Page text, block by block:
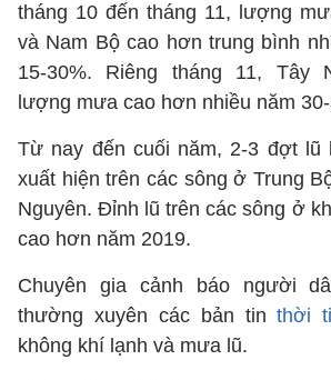
tháng 10 đến tháng 11, lượng
và Nam Bộ cao hơn trung bình
15-30%. Riêng tháng 11, Tây
lượng mưa cao hơn nhiều năm
Từ nay đến cuối năm, 2-3 đợt lũ
xuất hiện trên các sông ở Trung
Nguyên. Đỉnh lũ trên các sông ở
cao hơn năm 2019.
Chuyên gia cảnh báo người
thường xuyên các bản tinthời
không khí lạnh và mưa lũ.